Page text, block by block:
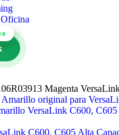
Magenta
VersaLink C600, C605